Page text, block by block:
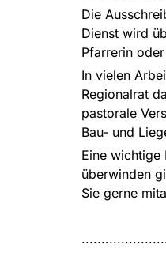
Die
Dienst wird
Pfarrerin
In vielen
Regionalrat
pastorale
Bau- und
Eine wichtige
überwinden
Sie gerne